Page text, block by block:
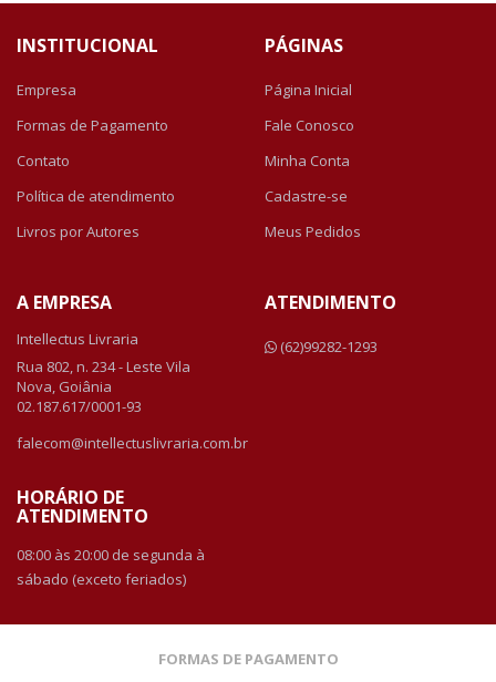
INSTITUCIONAL
Empresa
Formas de Pagamento
Contato
Política de atendimento
Livros por Autores
PÁGINAS
Página Inicial
Fale Conosco
Minha Conta
Cadastre-se
Meus Pedidos
A EMPRESA
Intellectus Livraria
Rua 802, n. 234 - Leste Vila
Nova, Goiânia
02.187.617/0001-93
falecom@intellectuslivraria.com.br
HORÁRIO DE
ATENDIMENTO
08:00 às 20:00 de segunda à
sábado (exceto feriados)
ATENDIMENTO
(62)99282-1293
FORMAS DE PAGAMENTO